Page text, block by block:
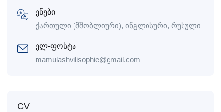
ენები
ქართული (მშობლიური), ინგლისური, რუსული
ელ-ფოსტა
mamulashvilisophie@gmail.com
CV